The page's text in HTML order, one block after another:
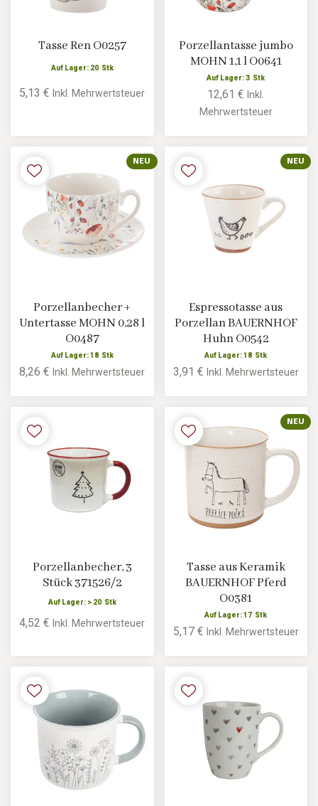
Tasse Ren O0257
Auf Lager: 20 Stk
5,13 €Inkl. Mehrwertsteuer
Porzellantasse jumbo
MOHN 1,1 l O0641
Auf Lager: 3 Stk
12,61 €Inkl.
Mehrwertsteuer
NEU
Porzellanbecher +
Untertasse MOHN 0,28 l
O0487
Auf Lager: 18 Stk
8,26 €Inkl. Mehrwertsteuer
NEU
Espressotasse aus
Porzellan BAUERNHOF
Huhn O0542
Auf Lager: 18 Stk
3,91 € Inkl. Mehrwertsteuer
Porzellanbecher, 3
Stück 371526/2
Auf Lager: > 20 Stk
4,52 €Inkl. Mehrwertsteuer
NEU
Tasse aus Keramik
BAUERNHOF Pferd
O0381
Auf Lager: 17 Stk
5,17 € Inkl. Mehrwertsteuer